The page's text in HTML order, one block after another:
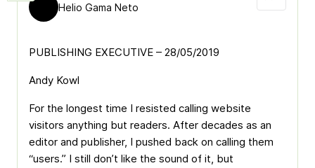
Helio Gama Neto
PUBLISHING EXECUTIVE – 28/05/2019
Andy Kowl
For the longest time I resisted calling website
visitors anything but readers. After decades as an
editor and publisher, I pushed back on calling them
“users.” I still don’t like the sound of it, but